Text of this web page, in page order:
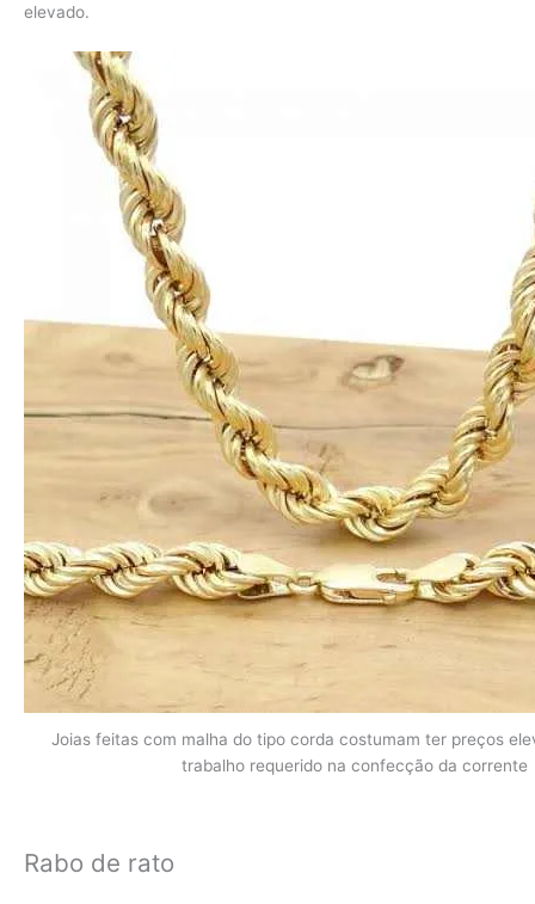
elevado.
Joias feitas com malha do tipo corda costumam ter preços
trabalho requerido na confecção da corrente
Rabo de rato